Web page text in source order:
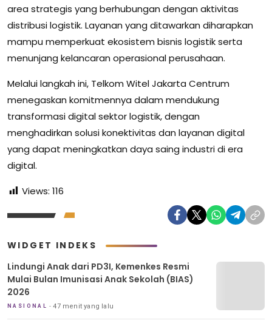
area strategis yang berhubungan dengan aktivitas
distribusi logistik. Layanan yang ditawarkan diharapkan
mampu memperkuat ekosistem bisnis logistik serta
menunjang kelancaran operasional perusahaan.
Melalui langkah ini, Telkom Witel Jakarta Centrum
menegaskan komitmennya dalam mendukung
transformasi digital sektor logistik, dengan
menghadirkan solusi konektivitas dan layanan digital
yang dapat meningkatkan daya saing industri di era
digital.
Views: 116
WIDGET INDEKS
Lindungi Anak dari PD3I, Kemenkes Resmi
Mulai Bulan Imunisasi Anak Sekolah (BIAS)
2026
NASIONAL 47 menit yang lalu